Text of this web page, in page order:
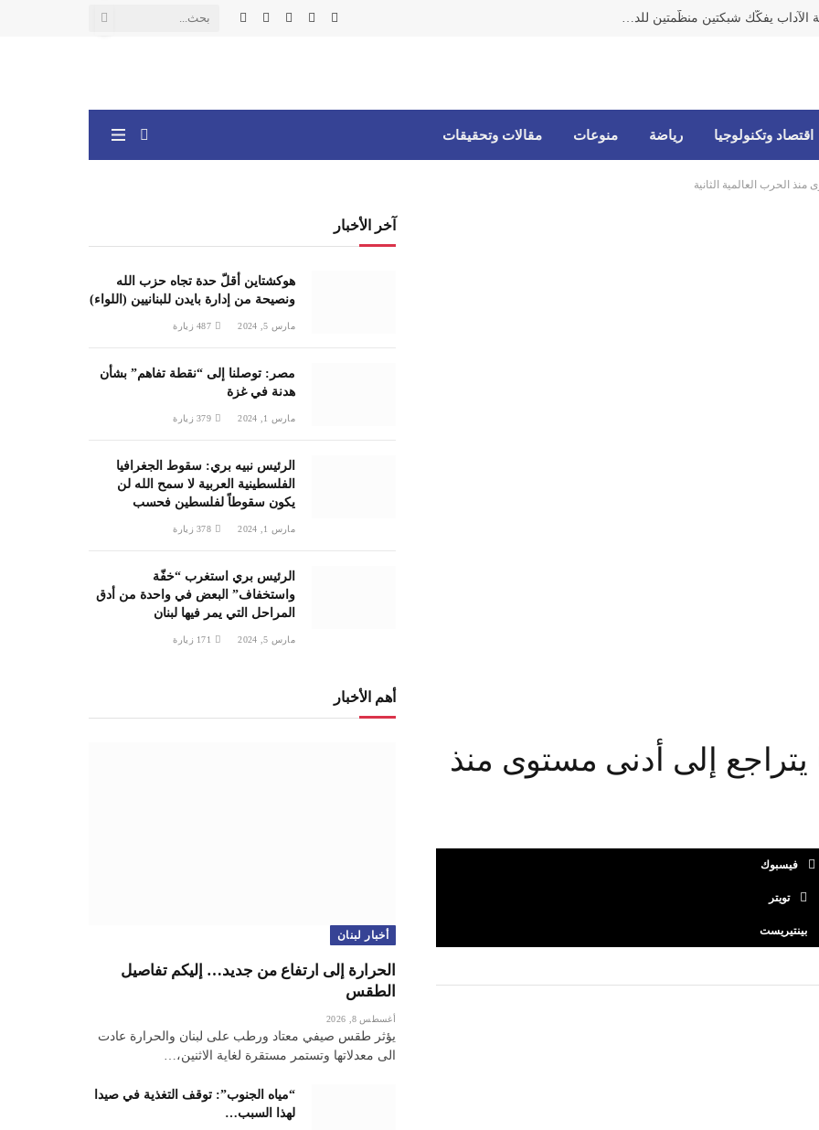
مكتب مكافحة الاتجار بالأشخاص وحماية الآداب يفكّك شبكتين منظّمتين للدعارة في الحمرا ويوقف متورطين
فيسبوك
X
الانستغرام
يوتيوبواتساب
اقتصاد وتكنولوجيا رياضة منوعات مقالات وتحقيقات
الحرب العالمية الثانية
إلى أدنى مستوى منذ
فيسبوك
تويتر
بينتيريست
آخر الأخبار
هوكشتاين أقلّ حدة تجاه حزب الله
ونصيحة من إدارة بايدن للبنانيين (اللواء)
مارس 5, 2024 487 زيارة
مصر: توصلنا إلى “نقطة تفاهم” بشأن
هدنة في غزة
مارس 1, 2024 379 زيارة
الرئيس نبيه بري: سقوط الجغرافيا
الفلسطينية العربية لا سمح الله لن
يكون سقوطاً لفلسطين فحسب
مارس 1, 2024 378 زيارة
الرئيس بري استغرب “خفّة
واستخفاف” البعض في واحدة من أدق
المراحل التي يمر فيها لبنان
مارس 5, 2024 171 زيارة
أهم الأخبار
أخبار لبنان
الحرارة إلى ارتفاع من جديد… إليكم تفاصيل
الطقس
أغسطس 8, 2026
يؤثر طقس صيفي معتاد ورطب على لبنان والحرارة عادت
الى معدلاتها وتستمر مستقرة لغاية الاثنين،…
“مياه الجنوب”: توقف التغذية في صيدا
لهذا السبب…